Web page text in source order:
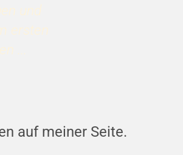
und
ersten
...
auf meiner Seite.